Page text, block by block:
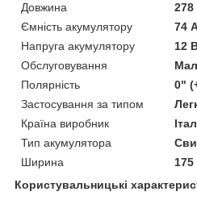
Довжина
Ємність акумулятору
74
Напруга акумулятору
12
Обслуговування
Полярність
0"
Застосування за типом
Країна виробник
Тип акумулятора
Ширина
Користувальницькі